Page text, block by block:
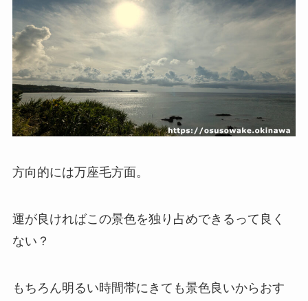
方向的には万座毛方面。
運が良ければこの景色を独り占めできるって良く
ない？
もちろん明るい時間帯にきても景色良いからおす